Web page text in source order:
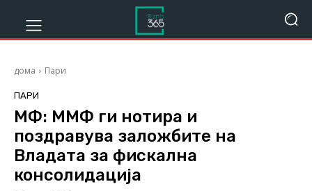
дома Пари
ПАРИ
МФ: ММФ ги нотира и
поздравува заложбите на
Владата за фискална
консолидација